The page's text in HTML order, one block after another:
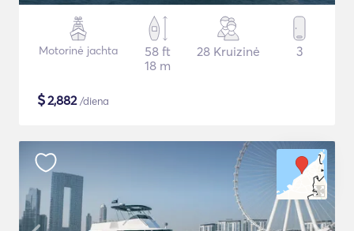
Motorinė jachta
58 ft
18 m
28 Kruizinė 3
$2,882/diena